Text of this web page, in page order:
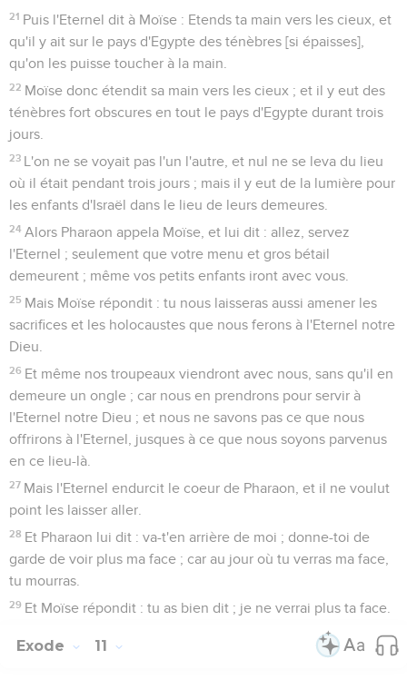
21 Puis l'Eternel dit à Moïse : Etends ta main vers les cieux, et
qu'il y ait sur le pays d'Egypte des ténèbres [si épaisses],
qu'on les puisse toucher à la main.
22 Moïse donc étendit sa main vers les cieux ; et il y eut des
ténèbres fort obscures en tout le pays d'Egypte durant trois
jours.
23 L'on ne se voyait pas l'un l'autre, et nul ne se leva du lieu
où il était pendant trois jours ; mais il y eut de la lumière pour
les enfants d'Israël dans le lieu de leurs demeures.
24 Alors Pharaon appela Moïse, et lui dit : allez, servez
l'Eternel ; seulement que votre menu et gros bétail
demeurent ; même vos petits enfants iront avec vous.
25 Mais Moïse répondit : tu nous laisseras aussi amener les
sacrifices et les holocaustes que nous ferons à l'Eternel notre
Dieu.
26 Et même nos troupeaux viendront avec nous, sans qu'il en
demeure un ongle ; car nous en prendrons pour servir à
l'Eternel notre Dieu ; et nous ne savons pas ce que nous
offrirons à l'Eternel, jusques à ce que nous soyons parvenus
en ce lieu-là.
27 Mais l'Eternel endurcit le coeur de Pharaon, et il ne voulut
point les laisser aller.
28 Et Pharaon lui dit : va-t'en arrière de moi ; donne-toi de
garde de voir plus ma face ; car au jour où tu verras ma face,
tu mourras.
29 Et Moïse répondit : tu as bien dit ; je ne verrai plus ta face.
Exode 11